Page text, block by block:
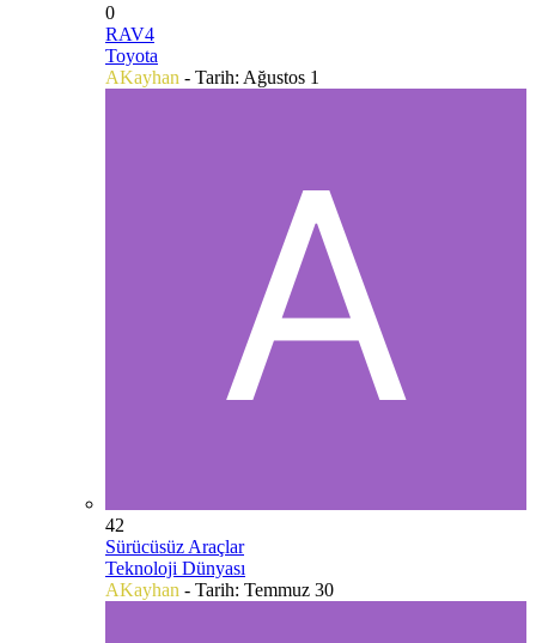
0
RAV4
Toyota
AKayhan - Tarih: Ağustos 1
42
Sürücüsüz Araçlar
Teknoloji Dünyası
AKayhan - Tarih: Temmuz 30